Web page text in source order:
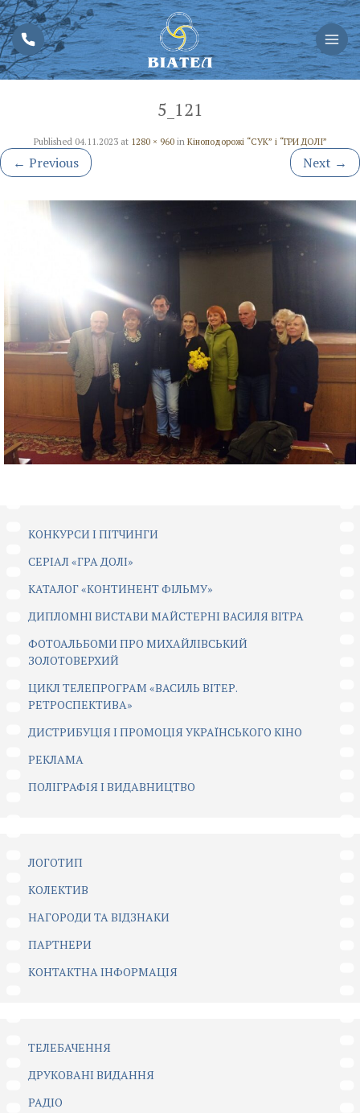
5_121
Published 04.11.2023at 1280 × 960in Кіноподорожі “СУК” і “ГРИ ДОЛІ”
← Previous Next →
КОНКУРСИ І ПІТЧИНГИ
CЕРІАЛ «ГРА ДОЛІ»
КАТАЛОГ «КОНТИНЕНТ ФІЛЬМУ»
ДИПЛОМНІ ВИСТАВИ МАЙСТЕРНІ ВАСИЛЯ ВІТРА
ФОТОАЛЬБОМИ ПРО МИХАЙЛІВСЬКИЙ
ЗОЛОТОВЕРХИЙ
ЦИКЛ ТЕЛЕПРОГРАМ «ВАСИЛЬ ВІТЕР.
РЕТРОСПЕКТИВА»
ДИСТРИБУЦІЯ І ПРОМОЦІЯ УКРАЇНСЬКОГО КІНО
РЕКЛАМА
ПОЛІГРАФІЯ І ВИДАВНИЦТВО
ЛОГОТИП
КОЛЕКТИВ
НАГОРОДИ ТА ВІДЗНАКИ
ПАРТНЕРИ
КОНТАКТНА ІНФОРМАЦІЯ
ТЕЛЕБАЧЕННЯ
ДРУКОВАНІ ВИДАННЯ
РАДІО